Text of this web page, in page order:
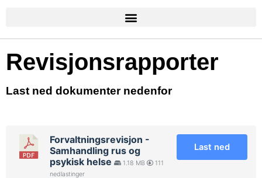
Revisjonsrapporter
Last ned dokumenter nedenfor
Forvaltningsrevisjon -
Samhandling rus og
psykisk helse
1.18 MB
111
nedlastinger
Last ned